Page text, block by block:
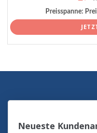
Preisspanne:
Neueste